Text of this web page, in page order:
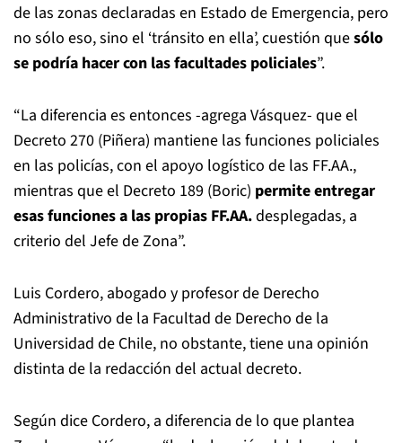
de las zonas declaradas en Estado de Emergencia, pero
no sólo eso, sino el ‘tránsito en ella’, cuestión quesólo
se podría hacer con las facultades policiales”.
“La diferencia es entonces -agrega Vásquez- que el
Decreto 270 (Piñera) mantiene las funciones policiales
en las policías, con el apoyo logístico de las FF.AA.,
mientras que el Decreto 189 (Boric) permite entregar
esas funciones a las propias FF.AA.desplegadas, a
criterio del Jefe de Zona”.
Luis Cordero, abogado y profesor de Derecho
Administrativo de la Facultad de Derecho de la
Universidad de Chile, no obstante, tiene una opinión
distinta de la redacción del actual decreto.
Según dice Cordero, a diferencia de lo que plantea